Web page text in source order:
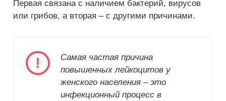
Первая связана с наличием бактерий, вирусов
или грибов, а вторая – с другими причинами.
Самая частая причина
повышенных лейкоцитов у
женского населения – это
инфекционный процесс в